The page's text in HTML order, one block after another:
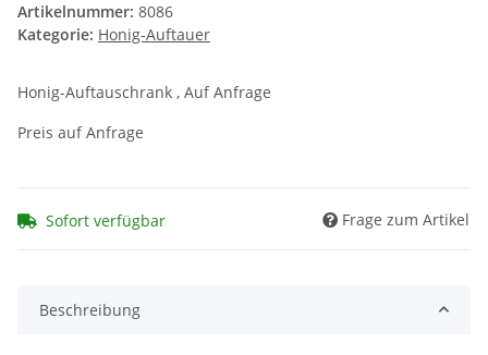
Artikelnummer: 8086
Kategorie: Honig-Auftauer
Honig-Auftauschrank , Auf Anfrage
Preis auf Anfrage
Sofort verfügbar Frage zum Artikel
Beschreibung